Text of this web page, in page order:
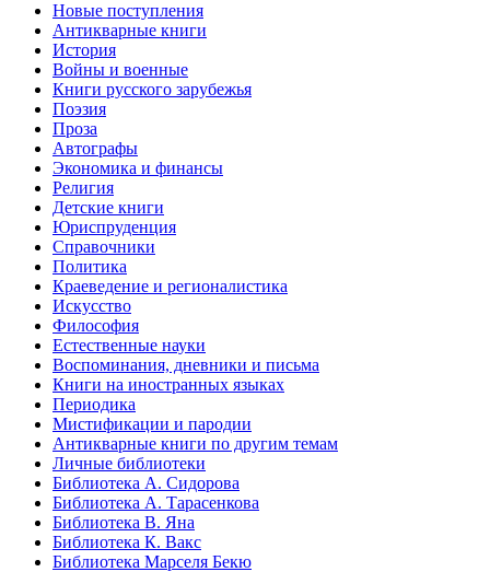
Новые поступления
Антикварные книги
История
Войны и военные
Книги русского зарубежья
Поэзия
Проза
Автографы
Экономика и финансы
Религия
Детские книги
Юриспруденция
Справочники
Политика
Краеведение и регионалистика
Искусство
Философия
Естественные науки
Воспоминания, дневники и письма
Книги на иностранных языках
Периодика
Мистификации и пародии
Антикварные книги по другим темам
Личные библиотеки
Библиотека А. Сидорова
Библиотека А. Тарасенкова
Библиотека В. Яна
Библиотека К. Вакс
Библиотека Марселя Бекю